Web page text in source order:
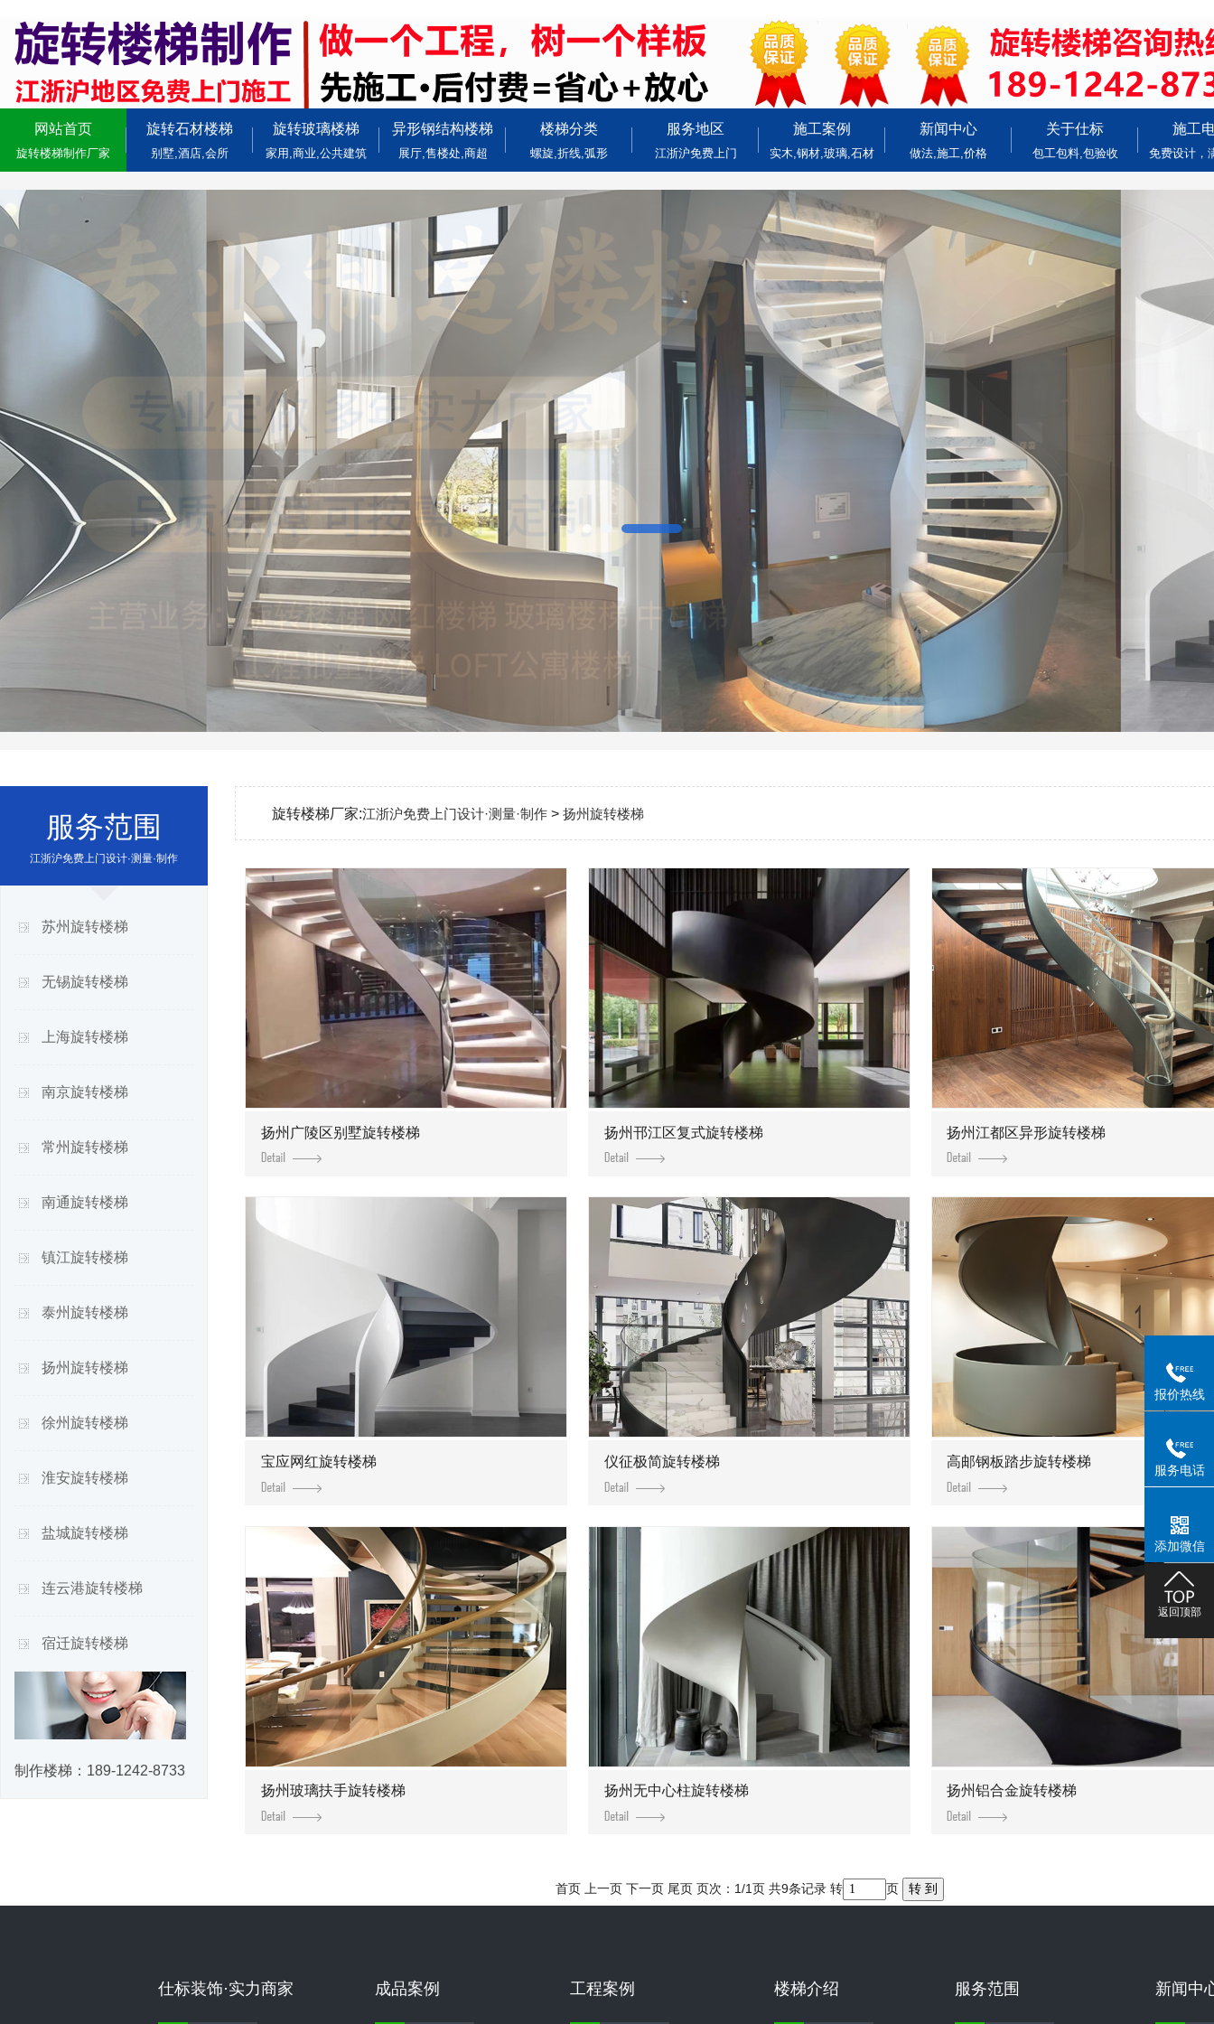
网站首页
旋转楼梯制作厂家
旋转石材楼梯
别墅,酒店,会所
旋转玻璃楼梯
家用,商业,公共建筑
异形钢结构楼梯
展厅,售楼处,商超
楼梯分类
螺旋,折线,弧形
服务地区
江浙沪免费上门
施工案例
实木,钢材,玻璃,石材
新闻中心
做法,施工,价格
关于仕标
包工包料,包验收
施工
免费设计，
服务范围
江浙沪免费上门设计·测量·制作
苏州旋转楼梯
无锡旋转楼梯
上海旋转楼梯
南京旋转楼梯
常州旋转楼梯
南通旋转楼梯
镇江旋转楼梯
泰州旋转楼梯
扬州旋转楼梯
徐州旋转楼梯
淮安旋转楼梯
盐城旋转楼梯
连云港旋转楼梯
宿迁旋转楼梯
制作楼梯： 189-1242-8733
旋转楼梯厂家:江浙沪免费上门设计·测量·制作 > 扬州旋转楼梯
扬州广陵区别墅旋转楼梯 扬州邗江区复式旋转楼梯 扬州江都区异形旋转楼梯
宝应网红旋转楼梯 仪征极简旋转楼梯 高邮钢板踏步旋转楼梯
扬州玻璃扶手旋转楼梯 扬州无中心柱旋转楼梯 扬州铝合金旋转楼梯
首页 上一页 下一页 尾页 页次：1/1页 共9条记录 转 页
仕标装饰·实力商家 成品案例 工程案例 楼梯介绍 服务范围 新闻中
报价热线
服务电话
添加微信
返回顶部